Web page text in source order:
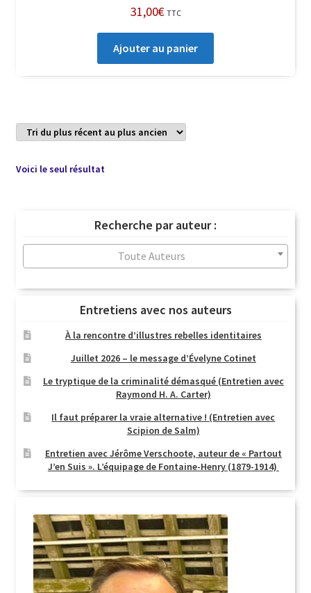
31,00€ TTC
Ajouter au panier
Voici le seul résultat
Recherche par auteur :
Toute Auteurs
Entretiens avec nos auteurs
À la rencontre d’illustres rebelles identitaires
Juillet 2026 – le message d’Évelyne Cotinet
Le tryptique de la criminalité démasqué (Entretien avec
Raymond H. A. Carter)
Il faut préparer la vraie alternative ! (Entretien avec
Scipion de Salm)
Entretien avec Jérôme Verschoote, auteur de « Partout
J’en Suis ». L’équipage de Fontaine-Henry (1879-1914)